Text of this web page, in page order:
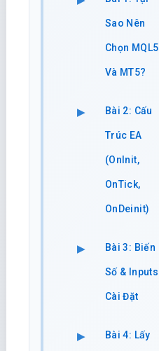
Sao Nên
Chọn MQL5
Và MT5?
Bài 2: Cấu
Trúc EA
(OnInit,
OnTick,
OnDeinit)
Bài 3: Biến
Số & Inputs
Cài Đặt
Bài 4: Lấy